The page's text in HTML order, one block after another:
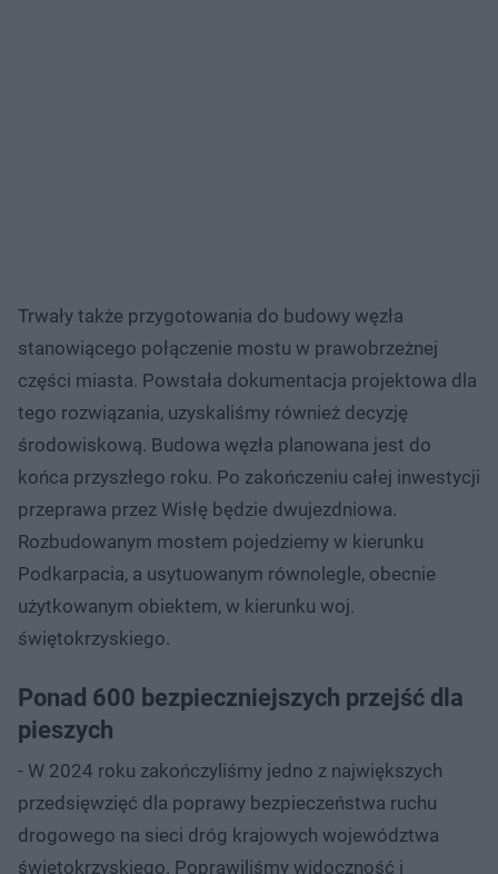
Trwały także przygotowania do budowy węzła
stanowiącego połączenie mostu w prawobrzeżnej
części miasta. Powstała dokumentacja projektowa dla
tego rozwiązania, uzyskaliśmy również decyzję
środowiskową. Budowa węzła planowana jest do
końca przyszłego roku. Po zakończeniu całej inwestycji
przeprawa przez Wisłę będzie dwujezdniowa.
Rozbudowanym mostem pojedziemy w kierunku
Podkarpacia, a usytuowanym równolegle, obecnie
użytkowanym obiektem, w kierunku woj.
świętokrzyskiego.
Ponad 600 bezpieczniejszych przejść dla
pieszych
- W 2024 roku zakończyliśmy jedno z największych
przedsięwzięć dla poprawy bezpieczeństwa ruchu
drogowego na sieci dróg krajowych województwa
świętokrzyskiego. Poprawiliśmy widoczność i